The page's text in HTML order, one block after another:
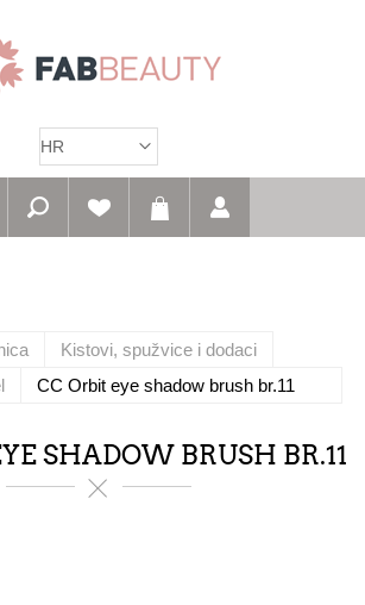
Kistovi, spužvice i dodaci
CC Orbit eye shadow brush br.11
SHADOW BRUSH BR.11